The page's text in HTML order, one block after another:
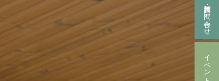
資料請求・お問い合わせ
イベント情報